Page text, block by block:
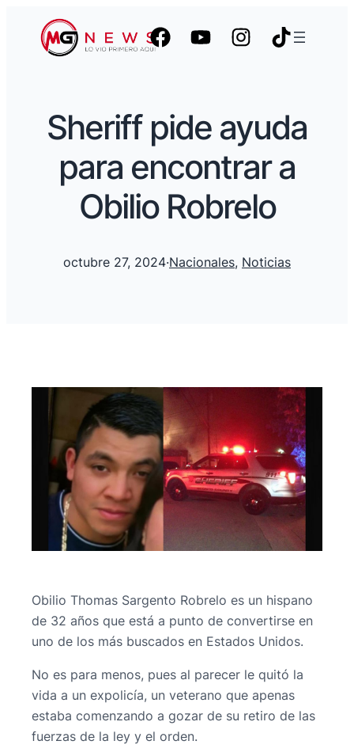
Sheriff pide ayuda
para encontrar a
Obilio Robrelo
octubre 27, 2024·Nacionales, Noticias
Obilio Thomas Sargento Robrelo es un hispano
de 32 años que está a punto de convertirse en
uno de los más buscados en Estados Unidos.
No es para menos, pues al parecer le quitó la
vida a un expolicía, un veterano que apenas
estaba comenzando a gozar de su retiro de las
fuerzas de la ley y el orden.